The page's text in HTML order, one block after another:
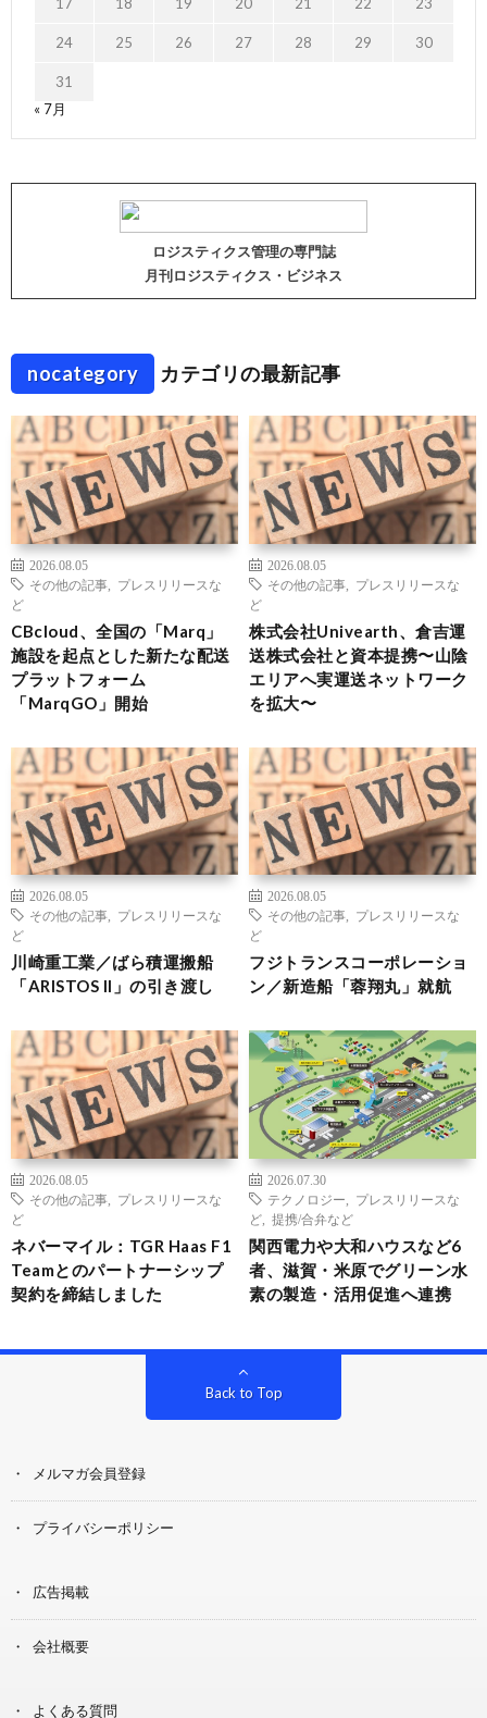
24 25 26 27 28 29 30
31
« 7月
ロジスティクス管理の専門誌
月刊ロジスティクス・ビジネス
nocategory カテゴリの最新記事
2026.08.05
その他の記事
プレスリリースな
ど
CBcloud、全国の「Marq」
施設を起点とした新たな配送
プラットフォーム
「MarqGO」開始
2026.08.05
その他の記事
プレスリリースな
ど
株式会社Univearth、倉吉運
送株式会社と資本提携〜山陰
エリアへ実運送ネットワーク
を拡大〜
2026.08.05
その他の記事
プレスリリースな
ど
川崎重工業／ばら積運搬船
「ARISTOS II」の引き渡し
2026.08.05
その他の記事
プレスリリースな
ど
フジトランスコーポレーショ
ン／新造船「蓉翔丸」就航
2026.08.05
その他の記事
プレスリリースな
ど
ネバーマイル：TGR Haas F1
Teamとのパートナーシップ
契約を締結しました
2026.07.30
テクノロジー
プレスリリースな
ど
提携/合弁など
関西電力や大和ハウスなど6
者、滋賀・米原でグリーン水
素の製造・活用促進へ連携
Back to Top
メルマガ会員登録
プライバシーポリシー
広告掲載
会社概要
よくある質問